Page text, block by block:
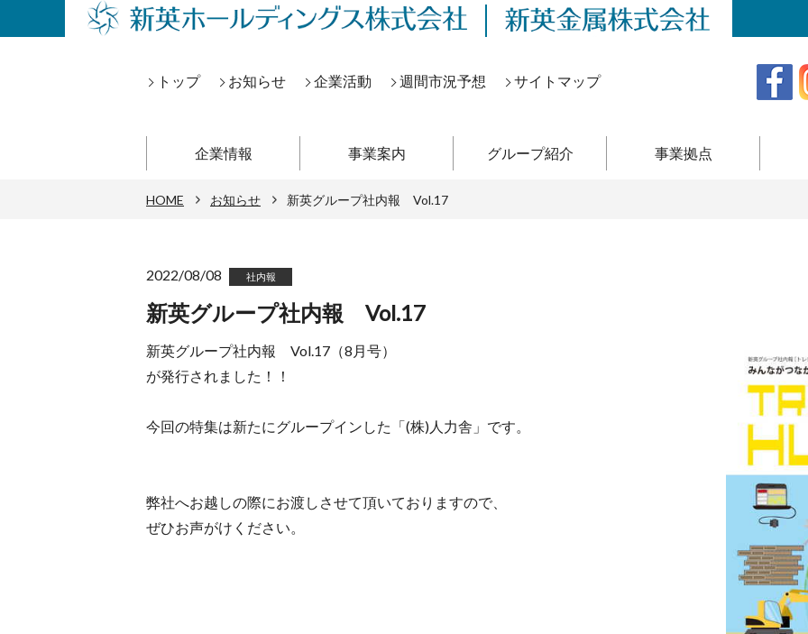
トップ お知らせ 企業活動 週間市況予想 サイトマップ
企業情報 事業案内 グループ紹介 事業拠点
HOME お知らせ 新英グループ社内報 Vol.17
2022/08/08 社内報
新英グループ社内報 Vol.17
新英グループ社内報 Vol.17（8月号）
が発行されました！！
今回の特集は新たにグループインした「(株)人力舎」です。
弊社へお越しの際にお渡しさせて頂いておりますので、
ぜひお声がけください。